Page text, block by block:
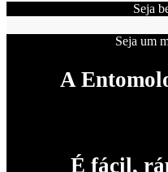
Seja
Seja um
A
É fácil,